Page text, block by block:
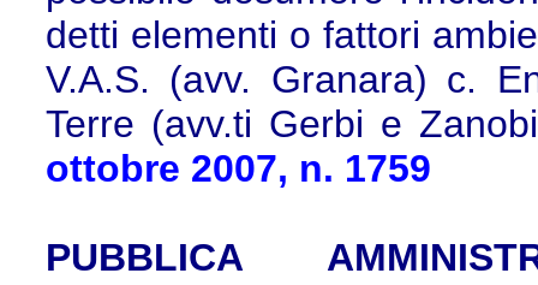
detti elementi o fattori
V.A.S. (avv. Granara) c.
Terre (avv.ti Gerbi e
ottobre 2007, n. 1759
PUBBLICA